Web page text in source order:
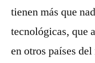
tienen más que
tecnológicas, que
en otros países